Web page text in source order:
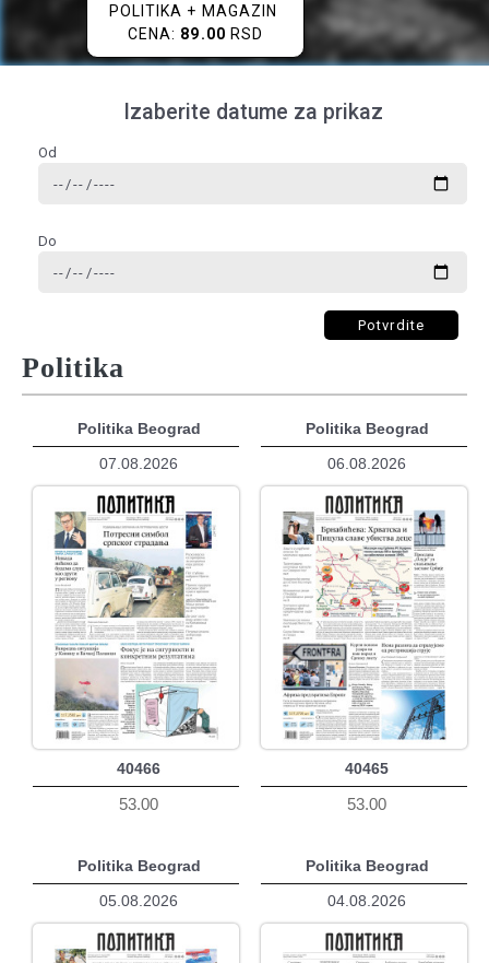
POLITIKA + MAGAZIN
CENA: 89.00 RSD
Izaberite datume za prikaz
Od
Do
Potvrdite
Politika
Politika Beograd
07.08.2026
40466
53.00
Politika Beograd
06.08.2026
40465
53.00
Politika Beograd
05.08.2026
Politika Beograd
04.08.2026